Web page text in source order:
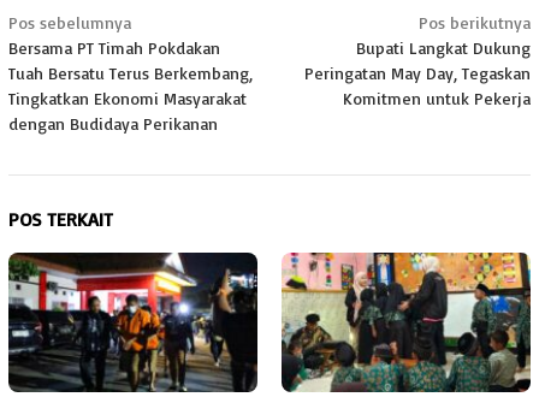
Navigasi
pos
Pos sebelumnya
Bersama PT Timah Pokdakan
Tuah Bersatu Terus Berkembang,
Tingkatkan Ekonomi Masyarakat
dengan Budidaya Perikanan
Pos berikutnya
Bupati Langkat Dukung
Peringatan May Day, Tegaskan
Komitmen untuk Pekerja
POS TERKAIT